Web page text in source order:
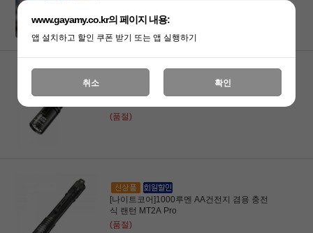
[나이트코어]800루멘 AA건전지 겸용 충전
(품절)
[나이트코어]1000루멘 AA건전지 겸용 충전
식 랜턴 MT2A Pro
(품절)
www.gayamy.co.kr의 페이지 내용:
앱 설치하고 할인 쿠폰 받기 또는 앱 실행하기
취소 확인